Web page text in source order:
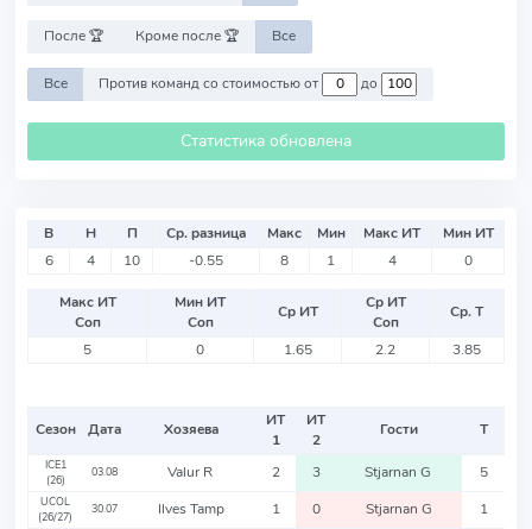
После 🏆 Кроме после 🏆 Все
Все Против команд со стоимостью от до
Статистика обновлена
В Н П Ср. разница Макс Мин Макс ИТ
Мин ИТ
6
4 10 -0.55 8 1 4 0
Макс ИТ
Соп
Мин ИТ
Соп
Ср ИТ
Ср ИТ
Соп
Ср. Т
5
0 1.65 2.2 3.85
Сезон Дата Хозяева
ИТ
1
ИТ
2
Гости Т
ICE1
(26)
03.08 Valur R 2 3 Stjarnan G 5
UCOL
(26/27)
30.07 Ilves Tamp 1 0 Stjarnan G 1